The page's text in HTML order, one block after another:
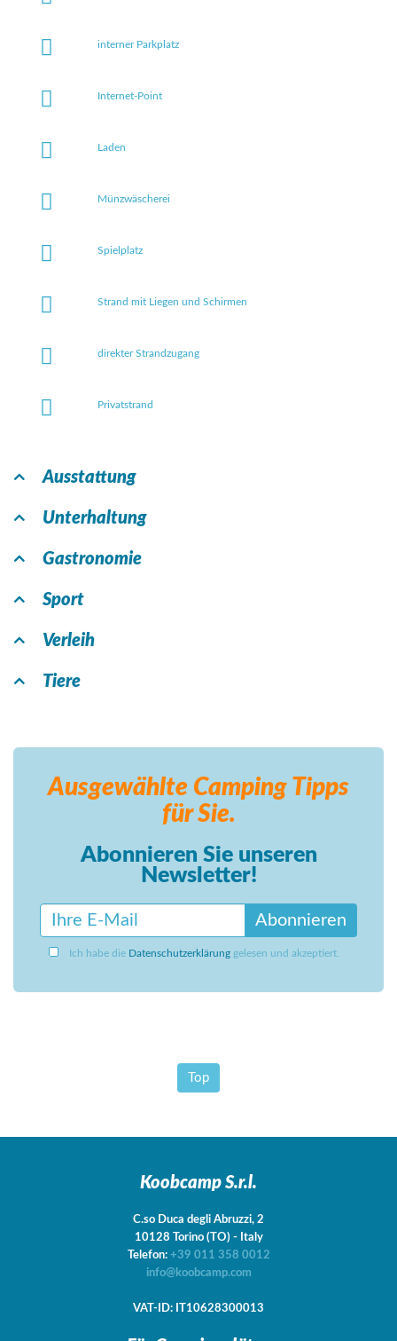
interner Parkplatz
Internet-Point
Laden
Münzwäscherei
Spielplatz
Strand mit Liegen und Schirmen
direkter Strandzugang
Privatstrand
Ausstattung
Unterhaltung
Gastronomie
Sport
Verleih
Tiere
Ausgewählte Camping Tipps
für Sie.
Abonnieren Sie unseren
Newsletter!
Abonnieren
Ich habe die Datenschutzerklärung gelesen und akzeptiert.
Top
Koobcamp S.r.l.
C.so Duca degli Abruzzi, 2
10128
Torino (TO) - Italy
Telefon: +39 011 358 0012
info@koobcamp.com
VAT-ID: IT10628300013